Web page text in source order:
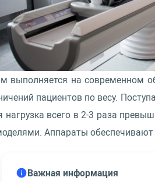
выполняется на современном
пациентов по весу.
всего в 2-3 раза
Аппараты обеспечивают
Важная информация